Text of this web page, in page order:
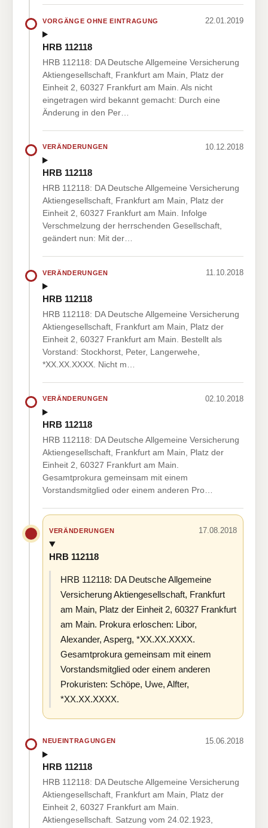
VORGÄNGE OHNE EINTRAGUNG 22.01.2019
HRB 112118
HRB 112118: DA Deutsche Allgemeine Versicherung
Aktiengesellschaft, Frankfurt am Main, Platz der
Einheit 2, 60327 Frankfurt am Main. Als nicht
eingetragen wird bekannt gemacht: Durch eine
Änderung in den Per…
VERÄNDERUNGEN 10.12.2018
HRB 112118
HRB 112118: DA Deutsche Allgemeine Versicherung
Aktiengesellschaft, Frankfurt am Main, Platz der
Einheit 2, 60327 Frankfurt am Main. Infolge
Verschmelzung der herrschenden Gesellschaft,
geändert nun: Mit der…
VERÄNDERUNGEN 11.10.2018
HRB 112118
HRB 112118: DA Deutsche Allgemeine Versicherung
Aktiengesellschaft, Frankfurt am Main, Platz der
Einheit 2, 60327 Frankfurt am Main. Bestellt als
Vorstand: Stockhorst, Peter, Langerwehe,
*XX.XX.XXXX. Nicht m…
VERÄNDERUNGEN 02.10.2018
HRB 112118
HRB 112118: DA Deutsche Allgemeine Versicherung
Aktiengesellschaft, Frankfurt am Main, Platz der
Einheit 2, 60327 Frankfurt am Main.
Gesamtprokura gemeinsam mit einem
Vorstandsmitglied oder einem anderen Pro…
VERÄNDERUNGEN 17.08.2018
HRB 112118
HRB 112118: DA Deutsche Allgemeine
Versicherung Aktiengesellschaft, Frankfurt
am Main, Platz der Einheit 2, 60327 Frankfurt
am Main. Prokura erloschen: Libor,
Alexander, Asperg, *XX.XX.XXXX.
Gesamtprokura gemeinsam mit einem
Vorstandsmitglied oder einem anderen
Prokuristen: Schöpe, Uwe, Alfter,
*XX.XX.XXXX.
NEUEINTRAGUNGEN 15.06.2018
HRB 112118
HRB 112118: DA Deutsche Allgemeine Versicherung
Aktiengesellschaft, Frankfurt am Main, Platz der
Einheit 2, 60327 Frankfurt am Main.
Aktiengesellschaft. Satzung vom 24.02.1923,